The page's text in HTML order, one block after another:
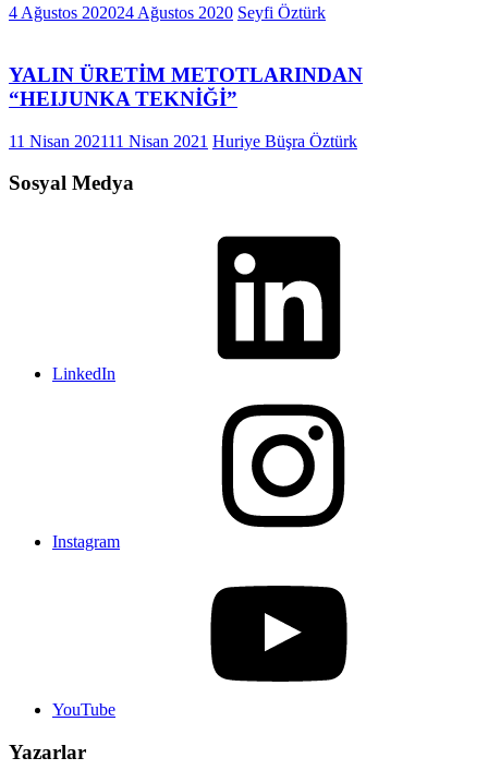
4 Ağustos 202024 Ağustos 2020 Seyfi Öztürk
YALIN ÜRETİM METOTLARINDAN
“HEIJUNKA TEKNİĞİ”
11 Nisan 202111 Nisan 2021 Huriye Büşra Öztürk
Sosyal Medya
LinkedIn
Instagram
YouTube
Yazarlar